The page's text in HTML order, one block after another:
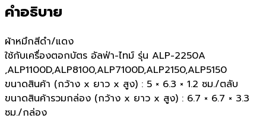
คำอธิบาย
ผ้าหมึกสีดำ/แดง
ใช้กับเครื่องตอกบัตร อัลฟ่า-ไทม์ รุ่น ALP-2250A
,ALP1100D,ALP8100,ALP7100D,ALP2150,ALP5150
ขนาดสินค้า (กว้าง x ยาว x สูง) : 5 × 6.3 × 1.2 ซม./ตลับ
ขนาดสินค้ารวมกล่อง (กว้าง x ยาว x สูง) : 6.7 × 6.7 × 3.3
ซม./กล่อง